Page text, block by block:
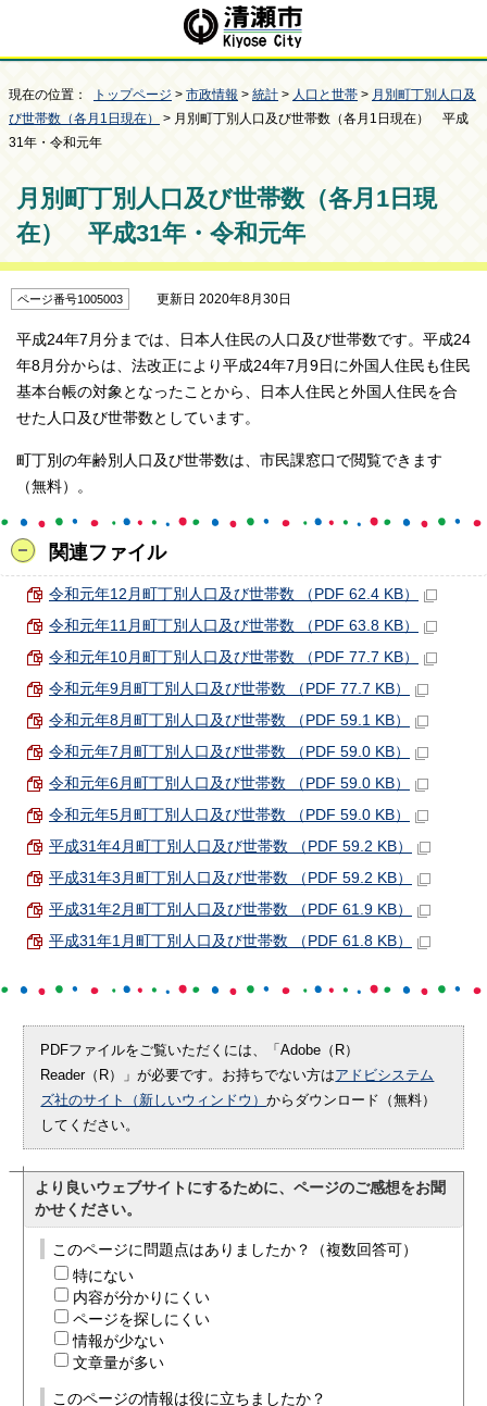
現在の位置： トップページ > 市政情報 > 統計 > 人口と世帯 > 月別町丁別人口及
び世帯数（各月1日現在）
> 月別町丁別人口及び世帯数（各月1日現在） 平成
31年・令和元年
月別町丁別人口及び世帯数（各月1日現
在） 平成31年・令和元年
ページ番号1005003 更新日 2020年8月30日
平成24年7月分までは、日本人住民の人口及び世帯数です。平成24
年8月分からは、法改正により平成24年7月9日に外国人住民も住民
基本台帳の対象となったことから、日本人住民と外国人住民を合
せた人口及び世帯数としています。
町丁別の年齢別人口及び世帯数は、市民課窓口で閲覧できます
（無料）。
関連ファイル
令和元年12月町丁別人口及び世帯数 （PDF 62.4 KB）
令和元年11月町丁別人口及び世帯数 （PDF 63.8 KB）
令和元年10月町丁別人口及び世帯数 （PDF 77.7 KB）
令和元年9月町丁別人口及び世帯数 （PDF 77.7 KB）
令和元年8月町丁別人口及び世帯数 （PDF 59.1 KB）
令和元年7月町丁別人口及び世帯数 （PDF 59.0 KB）
令和元年6月町丁別人口及び世帯数 （PDF 59.0 KB）
令和元年5月町丁別人口及び世帯数 （PDF 59.0 KB）
平成31年4月町丁別人口及び世帯数 （PDF 59.2 KB）
平成31年3月町丁別人口及び世帯数 （PDF 59.2 KB）
平成31年2月町丁別人口及び世帯数 （PDF 61.9 KB）
平成31年1月町丁別人口及び世帯数 （PDF 61.8 KB）
PDFファイルをご覧いただくには、「Adobe（R）
Reader（R）」が必要です。お持ちでない方はアドビシステム
ズ社のサイト（新しいウィンドウ）からダウンロード（無料）
してください。
より良いウェブサイトにするために、ページのご感想をお聞
かせください。
このページに問題点はありましたか？（複数回答可）
特にない
内容が分かりにくい
ページを探しにくい
情報が少ない
文章量が多い
このページの情報は役に立ちましたか？